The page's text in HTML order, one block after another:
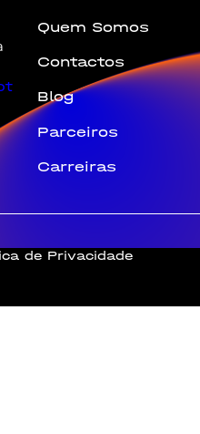
Quem Somos
Contactos
Blog
Parceiros
Carreiras
de Privacidade